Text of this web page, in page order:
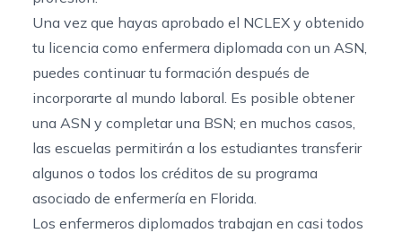
Una vez que hayas aprobado el NCLEX y obtenido
tu licencia como enfermera diplomada con un ASN,
puedes continuar tu formación después de
incorporarte al mundo laboral. Es posible obtener
una ASN y completar una BSN; en muchos casos,
las escuelas permitirán a los estudiantes transferir
algunos o todos los créditos de su programa
asociado de enfermería en Florida
Los enfermeros diplomados trabajan en casi todos